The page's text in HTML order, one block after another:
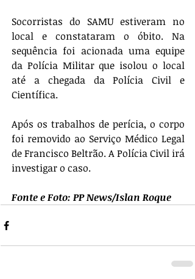
Socorristas do SAMU estiveram no
local e constataram o óbito. Na
sequência foi acionada uma equipe
da Polícia Militar que isolou o local
até a chegada da Polícia Civil e
Científica.
Após os trabalhos de perícia, o corpo
foi removido ao Serviço Médico Legal
de Francisco Beltrão. A Polícia Civil irá
investigar o caso.
Fonte e Foto: PP News/Islan Roque